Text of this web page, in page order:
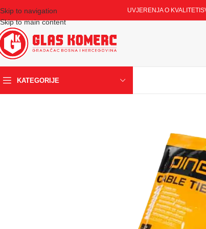
Skip to navigation
Skip to main content
UVJERENJA O KVALITETI
KATEGORIJE